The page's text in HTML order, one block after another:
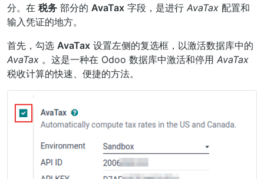
分。在 税务 部分的 AvaTax 字段，是进行 AvaTax 配置和
输入凭证的地方。
首先，勾选 AvaTax 设置左侧的复选框，以激活数据库中的
AvaTax 。这是一种在 Odoo 数据库中激活和停用 AvaTax
税收计算的快速、便捷的方法。